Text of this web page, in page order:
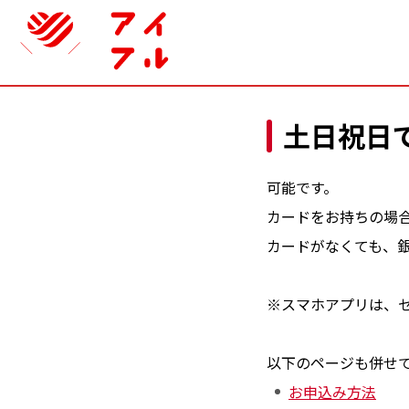
土日祝日
可能です。
カードをお持ちの場
カードがなくても、
※スマホアプリは、
以下のページも併せ
お申込み方法